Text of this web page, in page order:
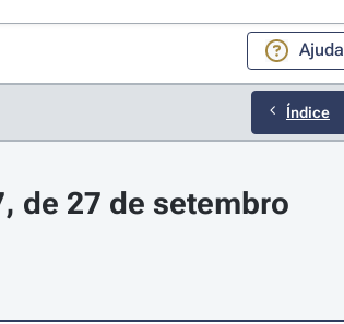
Ajuda
Índice
de 27 de setembro